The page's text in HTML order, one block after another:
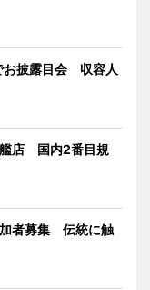
お披露目会 収容人
艦店 国内2番目規
加者募集 伝統に触